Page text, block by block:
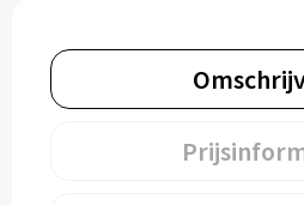
Vrije tijd
Gereedschap
Persoonlijke verzorging